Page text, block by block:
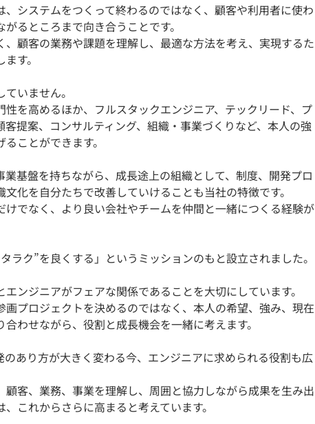
システムをつくって終わるのではなく、顧客や利用者に使わ
るところまで向き合うことです。
顧客の業務や課題を理解し、最適な方法を考え、実現するた
す。
いません。
性を高めるほか、フルスタックエンジニア、テックリード、プ
客提案、コンサルティング、組織・事業づくりなど、本人の強
ことができます。
基盤を持ちながら、成長途上の組織として、制度、開発プロ
化を自分たちで改善していけることも当社の特徴です。
けでなく、より良い会社やチームを仲間と一緒につくる経験が
ラク”を良くする」というミッションのもと設立されました。
ンジニアがフェアな関係であることを大切にしています。
プロジェクトを決めるのではなく、本人の希望、強み、現在
わせながら、役割と成長機会を一緒に考えます。
あり方が大きく変わる今、エンジニアに求められる役割も広
客、業務、事業を理解し、周囲と協力しながら成果を生み出
これからさらに高まると考えています。